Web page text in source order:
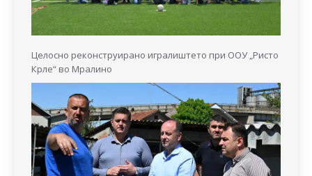
Целосно реконструирано игралиштето при ООУ „Ристо
Крле“ во Мралино